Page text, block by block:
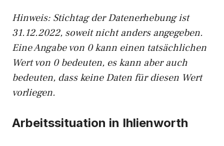
Hinweis: Stichtag der Datenerhebung ist
31.12.2022, soweit nicht anders angegeben.
Eine Angabe von 0 kann einen tatsächlichen
Wert von 0 bedeuten, es kann aber auch
bedeuten, dass keine Daten für diesen Wert
vorliegen.
Arbeitssituation in Ihlienworth